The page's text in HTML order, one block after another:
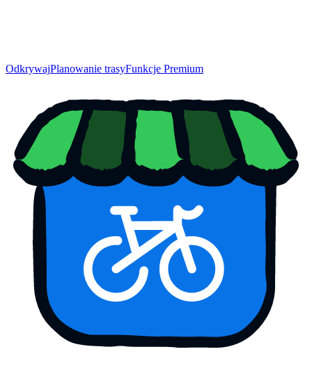
OdkrywajPlanowanie trasyFunkcje Premium